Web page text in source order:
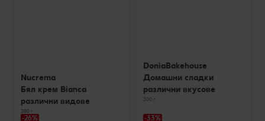
Nucrema
Бял крем Bianca
различни видове
380 г
-26%
DoniaBakehouse
Домашни сладки
различни вкусове
300 г
-33%